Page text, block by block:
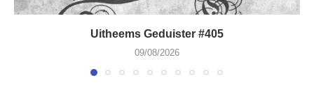
Uitheems Geduister #405
09/08/2026